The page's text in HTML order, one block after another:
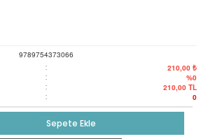
9789754373066
: 210,00 ₺
: %0
: 210,00 TL
: 0
Sepete Ekle